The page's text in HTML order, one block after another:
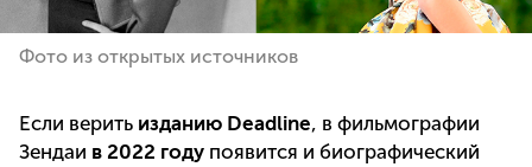
Фото из открытых источников
Если верить изданию Deadline, в фильмографии
Зендаи в 2022 году появится и биографический